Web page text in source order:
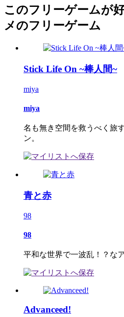
このフリーゲームが
メのフリーゲーム
Stick Life On ~棒人間~
miya
miya
名も無き空間を救うべく旅
ン。
青と赤
98
98
平和な世界で一波乱！？な
Advanceed!